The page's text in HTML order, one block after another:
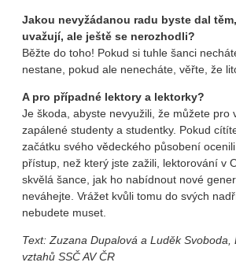
Jakou nevyžádanou radu byste dal
uvažují, ale ještě se nerozhodli?
Běžte do toho! Pokud si tuhle šanci
nestane, pokud ale nenecháte, věřte, že
A pro případné lektory a lektorky?
Je škoda, abyste nevyužili, že můžete pro
zapálené studenty a studentky. Pokud
začátku svého vědeckého působení
přístup, než který jste zažili, lektorování v
skvělá šance, jak ho nabídnout nové
neváhejte. Vrážet kvůli tomu do svých
nebudete muset.
Text:Zuzana Dupalová a Luděk Svoboda,
vztahů SSČ AV ČR